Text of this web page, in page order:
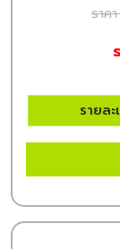
ราคา
รายล